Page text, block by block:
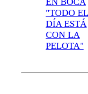
"TODO EL
DÍA ESTÁ
CON LA
PELOTA"